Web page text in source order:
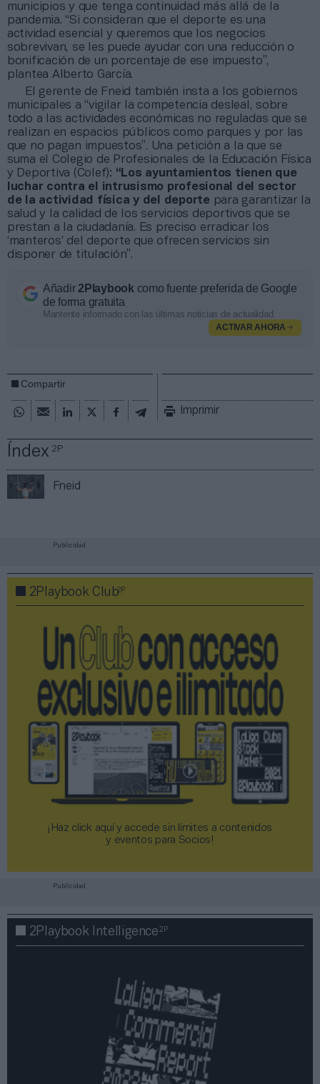
Índex2P
Fneid
municipios y que tenga continuidad más allá de la
pandemia. “Si consideran que el deporte es una
actividad esencial y queremos que los negocios
sobrevivan, se les puede ayudar con una reducción o
bonificación de un porcentaje de ese impuesto”,
plantea Alberto García.
El gerente de Fneid también insta a los gobiernos
municipales a “vigilar la competencia desleal, sobre
todo a las actividades económicas no reguladas que se
realizan en espacios públicos como parques y por las
que no pagan impuestos”. Una petición a la que se
suma el Colegio de Profesionales de la Educación Física
y Deportiva (Colef): “Los ayuntamientos tienen que
luchar contra el intrusismo profesional del sector
de la actividad física y del deporte para garantizar la
salud y la calidad de los servicios deportivos que se
prestan a la ciudadanía. Es preciso erradicar los
‘manteros’ del deporte que ofrecen servicios sin
disponer de titulación”.
Añadir2Playbook como fuente preferida de Google
de forma gratuita
Mantente informado con las últimas noticias de actualidad.
ACTIVAR AHORA
Compartir
Imprimir
Publicidad
2Playbook Club2P
¡Haz click aquí y accede sin límites a contenidos
y eventos para Socios!​​​​​​​
Publicidad
2Playbook Intelligence2P